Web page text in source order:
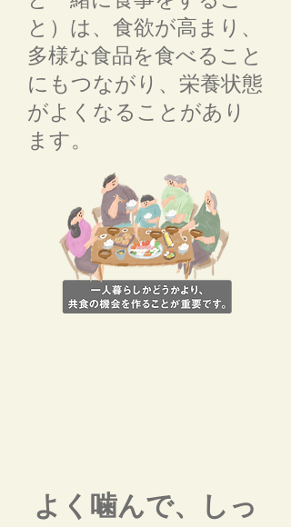
と）は、食欲が高まり、
多様な食品を食べること
にもつながり、栄養状態
がよくなることがあり
ます。
よく噛んで、しっ